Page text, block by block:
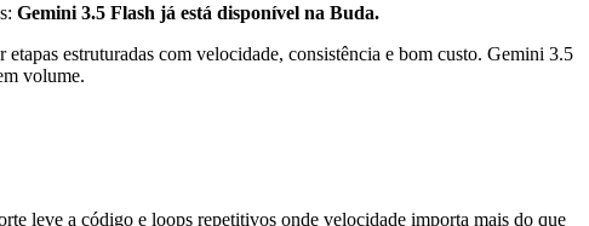
Gemini 3.5 Flash já está disponível na Buda.
estruturadas com velocidade, consistência e bom custo. Gemini 3.5
volume.
leve a código e loops repetitivos onde velocidade importa mais do que